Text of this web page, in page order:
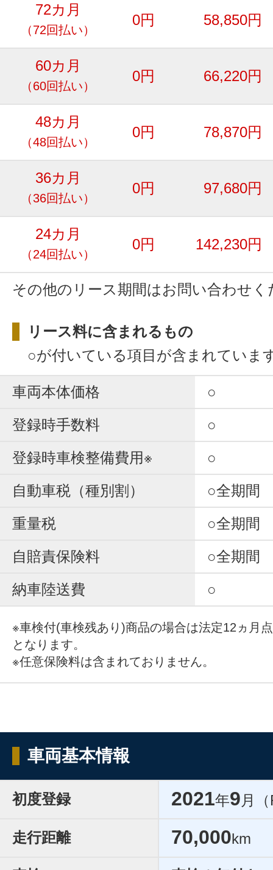
72カ月
（72回払い）
0円 58,850円
60カ月
（60回払い）
0円 66,220円
48カ月
（48回払い）
0円 78,870円
36カ月
（36回払い）
0円 97,680円
24カ月
（24回払い）
0円 142,230円
その他のリース期間はお問い合わせく
リース料に含まれるもの
○が付いている項目が含まれていま
車両本体価格
○
登録時手数料
○
登録時車検整備費用※
○
自動車税（種別割）
○全期間
重量税
○全期間
自賠責保険料
○全期間
納車陸送費
○
※車検付(車検残あり)商品の場合は法定12ヵ月
となります。
※任意保険料は含まれておりません。
車両基本情報
初度登録 2021年9 月
走行距離 70,000km